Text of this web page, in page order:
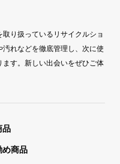
り扱っているリサイクルショ
れなどを徹底管理し、次に使
す。新しい出会いをぜひご体
品
め商品